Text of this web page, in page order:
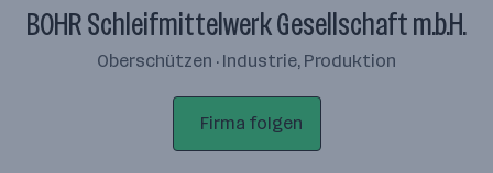
BOHR Schleifmittelwerk Gesellschaft m.b.H.
Oberschützen · Industrie, Produktion
Firma folgen